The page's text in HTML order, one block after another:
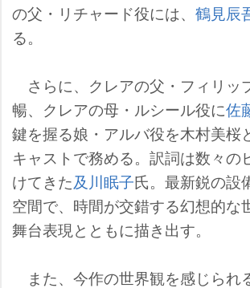
の父・リチャード役には、 鶴見辰
る。
さらに、クレアの父・フィリッ
暢、クレアの母・ルシール役に佐
鍵を握る娘・アルバ役を木村美桜
キャストで務める。訳詞は数々の
けてきた及川眠子氏。最新鋭の設
空間で、時間が交錯する幻想的な
舞台表現とともに描き出す。
また、今作の世界観を感じられ